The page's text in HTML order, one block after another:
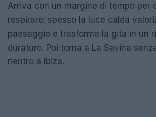
Arriva con un margine di tempo per
respirare: spesso la luce calda
paesaggio e trasforma la gita in un
duraturo. Poi torna a La Savina
rientro a Ibiza.